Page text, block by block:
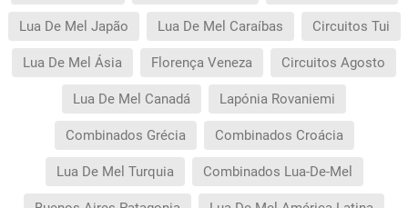
Lua De Mel Japão Lua De Mel Caraíbas Circuitos Tui
Lua De Mel Ásia Florença Veneza Circuitos Agosto
Lua De Mel Canadá Lapónia Rovaniemi
Combinados Grécia Combinados Croácia
Lua De Mel Turquia Combinados Lua-De-Mel